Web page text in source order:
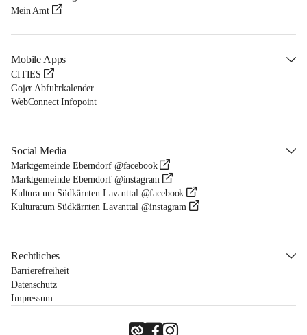
Mein Amt
Mobile Apps
CITIES
Gojer Abfuhrkalender
WebConnect Infopoint
Social Media
Marktgemeinde Eberndorf @facebook
Marktgemeinde Eberndorf @instagram
Kultura:um Südkärnten Lavanttal @facebook
Kultura:um Südkärnten Lavanttal @instagram
Rechtliches
Barrierefreiheit
Datenschutz
Impressum